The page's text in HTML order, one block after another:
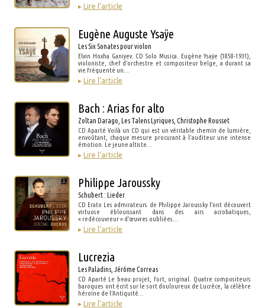
▸ Lire l’article
Eugène Auguste Ysaÿe
Les Six Sonates pour violon
Elvin Hoxha Ganiyev. CD Solo Musica. Eugène Ysaÿe (1858-1931),
violoniste, chef d’orchestre et compositeur belge, a durant sa
vie fréquenté un…
▸ Lire l’article
Bach : Arias for alto
Zoltan Darago, Les Talens Lyriques, Christophe Rousset
CD Aparté Voilà un CD qui est un véritable chemin de lumière,
envoûtant, chaque mesure procurant à l’auditeur une intense
émotion. Le jeune altiste…
▸ Lire l’article
Philippe Jaroussky
Schubert : Lieder
CD Erato Les admirateurs de Philippe Jaroussky l’ont découvert
virtuose éblouissant dans des airs acrobatiques,
« redécouvreur » d’œuvres oubliées…
▸ Lire l’article
Lucrezia
Les Paladins, Jérôme Correas
CD Aparté Le beau projet, fort, original. Quatre compositeurs
baroques ont écrit sur le sort douloureux de Lucrèce, la célèbre
héroïne de l’Antiquité…
▸ Lire l’article